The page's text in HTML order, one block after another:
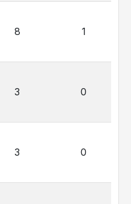
8 1
3 0
3 0